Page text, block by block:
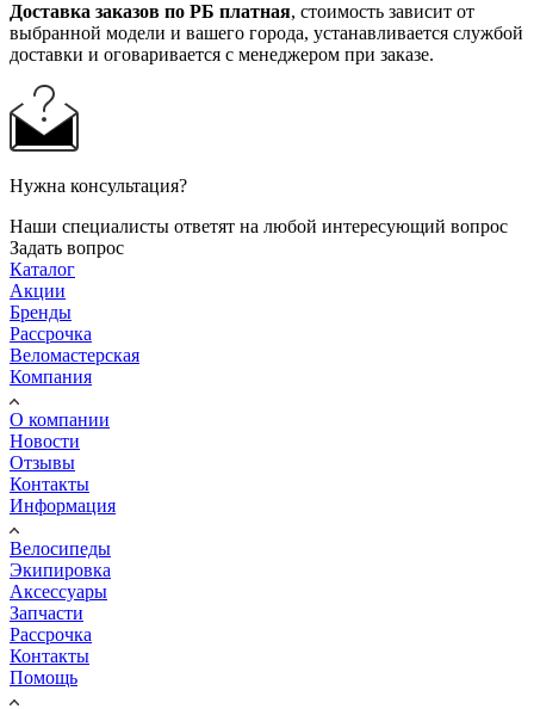
Доставка заказов по РБ платная, стоимость зависит от
выбранной модели и вашего города, устанавливается службой
доставки и оговаривается с менеджером при заказе.
Нужна консультация?
Наши специалисты ответят на любой интересующий вопрос
Задать вопрос
Каталог
Акции
Бренды
Рассрочка
Веломастерская
Компания
О компании
Новости
Отзывы
Контакты
Информация
Велосипеды
Экипировка
Аксессуары
Запчасти
Рассрочка
Контакты
Помощь